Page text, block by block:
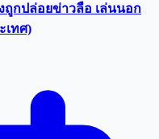
ถูกปล่อยข่าวลือ เล่นนอก
เทศ)